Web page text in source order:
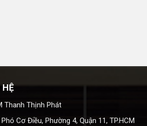
HỆ
Thanh Thịnh Phát
Cơ Điều, Phường 4, Quận 11, TP.HCM